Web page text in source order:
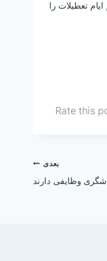
تعطیلات را
Rate this
بعدی
وظایفی دارند